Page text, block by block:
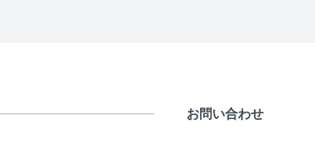
お問い合わせ